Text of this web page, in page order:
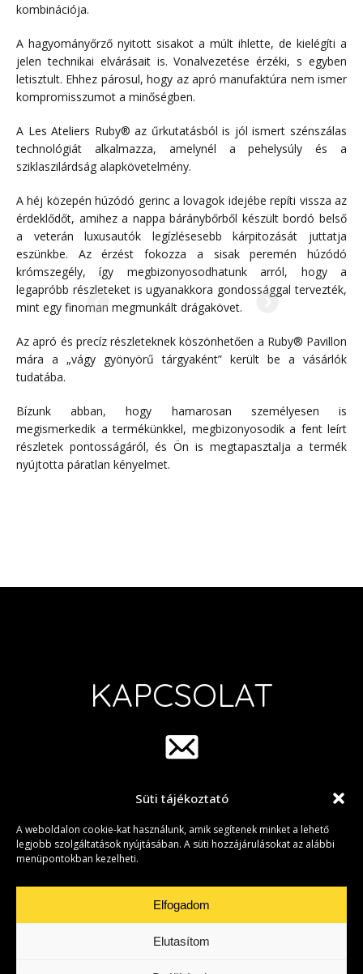
Süti tájékoztató
A weboldalon cookie-kat használunk, amik segítenek minket a lehető
legjobb szolgáltatások nyújtásában. A süti hozzájárulásokat az alábbi
menüpontokban kezelheti.
Elfogadom
Elutasítom
kombinációja.
A hagyományőrző nyitott sisakot a múlt ihlette, de kielégíti a
jelen technikai elvárásait is. Vonalvezetése érzéki, s egyben
letisztult. Ehhez párosul, hogy az apró manufaktúra nem ismer
kompromisszumot a minőségben.
A Les Ateliers Ruby® az űrkutatásból is jól ismert szénszálas
technológiát alkalmazza, amelynél a pehelysúly és a
sziklaszilárdság alapkövetelmény.
A héj közepén húzódó gerinc a lovagok idejébe repíti vissza az
érdeklődőt, amihez a nappa báránybőrből készült bordó belső
a veterán luxusautók legízlésesebb kárpitozását juttatja
eszünkbe. Az érzést fokozza a sisak peremén húzódó
krómszegély, így megbizonyosodhatunk arról, hogy a
legapróbb részleteket is ugyanakkora gondossággal tervezték,
mint egy finoman megmunkált drágakövet.
Az apró és precíz részleteknek köszönhetően a Ruby® Pavillon
mára a „vágy gyönyörű tárgyaként” került be a vásárlók
tudatába.
Bízunk abban, hogy hamarosan személyesen is
megismerkedik a termékünkkel, megbizonyosodik a fent leírt
részletek pontosságáról, és Ön is megtapasztalja a termék
nyújtotta páratlan kényelmet.
KAPCSOLAT
info@group42.hu